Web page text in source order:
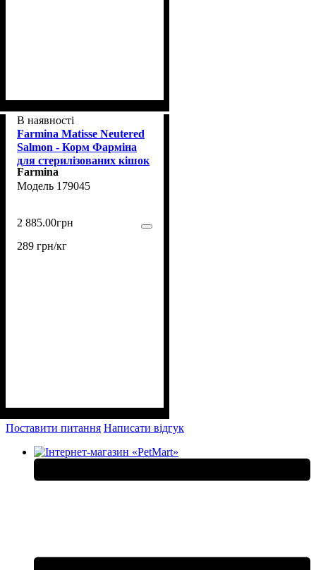
В наявності
Farmina Matisse Neutered
Salmon - Корм Фарміна
для стерилізованих кішок
і кастрованих котів із
лососем, 10 кг
Farmina
179045
2 885.00грн
289 грн/кг
Поставити питання Написати відгук